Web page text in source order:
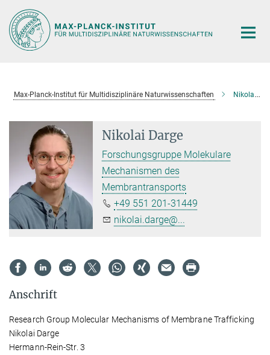
Hauptinhalt
Max-Planck-Institut für Multidisziplinäre Naturwissenschaften Nikolai Darge
Nikolai Darge
Forschungsgruppe Molekulare
Mechanismen des
Membrantransports
+49 551 201-31449
nikolai.darge@...
Anschrift
Research Group Molecular Mechanisms of Membrane Trafficking
Nikolai Darge
Hermann-Rein-Str. 3